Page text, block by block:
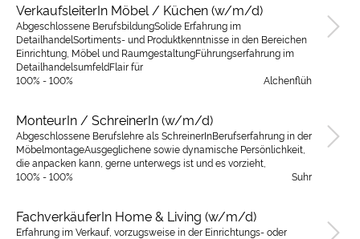
VerkaufsleiterIn Möbel / Küchen (w/m/d)
Abgeschlossene BerufsbildungSolide Erfahrung im
DetailhandelSortiments- und Produktkenntnisse in den Bereichen
Einrichtung, Möbel und RaumgestaltungFührungserfahrung im
DetailhandelsumfeldFlair für
100% - 100%
Alchenflüh
MonteurIn / SchreinerIn (w/m/d)
Abgeschlossene Berufslehre als SchreinerInBerufserfahrung in der
MöbelmontageAusgeglichene sowie dynamische Persönlichkeit,
die anpacken kann, gerne unterwegs ist und es vorzieht,
100% - 100%
Suhr
FachverkäuferIn Home & Living (w/m/d)
Erfahrung im Verkauf, vorzugsweise in der Einrichtungs- oder